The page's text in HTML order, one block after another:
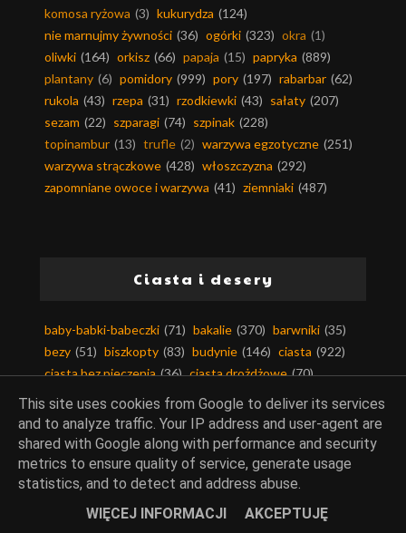
komosa ryżowa (3) kukurydza (124)
nie marnujmy żywności (36) ogórki (323) okra (1)
oliwki (164) orkisz (66) papaja (15) papryka (889)
plantany (6) pomidory (999) pory (197) rabarbar (62)
rukola (43) rzepa (31) rzodkiewki (43) sałaty (207)
sezam (22) szparagi (74) szpinak (228)
topinambur (13) trufle (2) warzywa egzotyczne (251)
warzywa strączkowe (428) włoszczyzna (292)
zapomniane owoce i warzywa (41) ziemniaki (487)
Ciasta i desery
baby-babki-babeczki (71) bakalie (370) barwniki (35)
bezy (51) biszkopty (83) budynie (146) ciasta (922)
ciasta bez pieczenia (36) ciasta drożdżowe (70)
ciasta kruche
(80) ciasta na zimno
(187)
ciasta piaskowe
(11) ciasta ucierane
(189)
ciasta z kremem (62) ciasta z owocami (350)
ciasta z warzywami (71) ciastka i ciasteczka (163)
ciasto filo (13) ciasto francuskie (63)
ciasto maślane
This site uses cookies from Google to deliver its services
and to analyze traffic. Your IP address and user-agent are
shared with Google along with performance and security
metrics to ensure quality of service, generate usage
statistics, and to detect and address abuse.
WIĘCEJ INFORMACJI
AKCEPTUJĘ